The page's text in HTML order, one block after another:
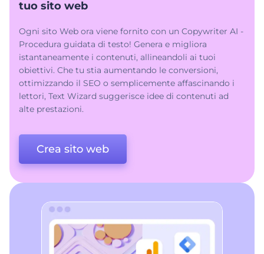
tuo sito web
Ogni sito Web ora viene fornito con un Copywriter AI -
Procedura guidata di testo! Genera e migliora
istantaneamente i contenuti, allineandoli ai tuoi
obiettivi. Che tu stia aumentando le conversioni,
ottimizzando il SEO o semplicemente affascinando i
lettori, Text Wizard suggerisce idee di contenuti ad
alte prestazioni.
Crea sito web